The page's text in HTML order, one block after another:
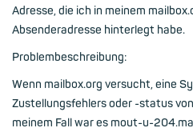
Adresse, die ich in meinem
Absenderadresse hinterlegt habe.
Problembeschreibung:
Wenn mailbox.org versucht, eine
Zustellungsfehlers oder -status
meinem Fall war es mout-u-